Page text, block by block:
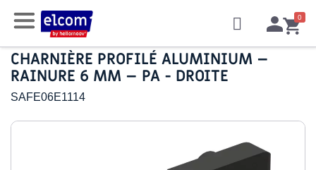
CHARNIÈRE PROFILÉ ALUMINIUM –
RAINURE 6 MM – PA - DROITE
SAFE06E1114